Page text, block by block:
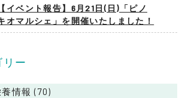
【イベント報告】6月21日(日)「ピノ
オマルシェ」を開催いたしました！
ー
情報 (70)